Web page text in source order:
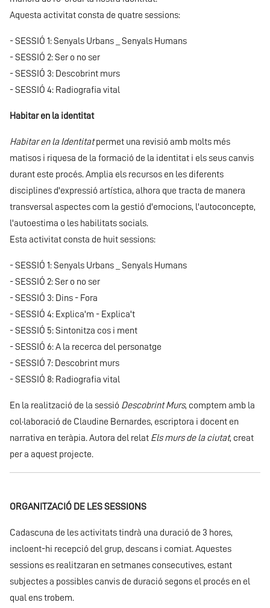
Aquesta activitat consta de quatre sessions:
- SESSIÓ 1: Senyals Urbans _ Senyals Humans
- SESSIÓ 2: Ser o no ser
- SESSIÓ 3: Descobrint murs
- SESSIÓ 4: Radiografia vital
Habitar en la identitat
Habitar en la Identitatpermet una revisió amb molts més
matisos i riquesa de la formació de la identitat i els seus canvis
durant este procés. Amplia els recursos en les diferents
disciplines d'expressió artística, alhora que tracta de manera
transversal aspectes com la gestió d'emocions, l'autoconcepte,
l'autoestima o les habilitats socials.
Esta activitat consta de huit sessions:
- SESSIÓ 1: Senyals Urbans _ Senyals Humans
- SESSIÓ 2: Ser o no ser
- SESSIÓ 3: Dins - Fora
- SESSIÓ 4: Explica'm - Explica't
- SESSIÓ 5: Sintonitza cos i ment
- SESSIÓ 6: A la recerca del personatge
- SESSIÓ 7: Descobrint murs
- SESSIÓ 8: Radiografia vital
En la realització de la sessió Descobrint Murs, comptem amb la
col·laboració de Claudine Bernardes, escriptora i docent en
narrativa en teràpia. Autora del relat Els murs de la ciutat, creat
per a aquest projecte.
ORGANITZACIÓ DE LES SESSIONS
Cadascuna de les activitats tindrà una duració de 3 hores,
incloent-hi recepció del grup, descans i comiat. Aquestes
sessions es realitzaran en setmanes consecutives, estant
subjectes a possibles canvis de duració segons el procés en el
qual ens trobem.